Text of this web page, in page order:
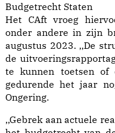
Budgetrecht Staten
Het CAft vroeg
onder andere in zijn
augustus 2023. ,,De
de
te kunnen toetsen of
gedurende het jaar
Ongering.
,,Gebrek aan actuele